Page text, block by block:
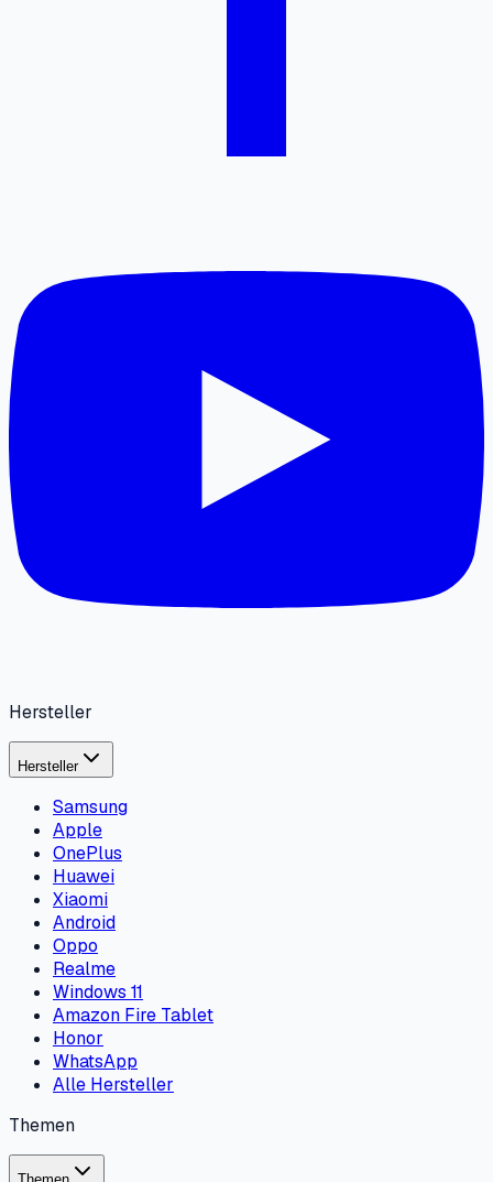
Hersteller
Hersteller
Samsung
Apple
OnePlus
Huawei
Xiaomi
Android
Oppo
Realme
Windows 11
Amazon Fire Tablet
Honor
WhatsApp
Alle Hersteller
Themen